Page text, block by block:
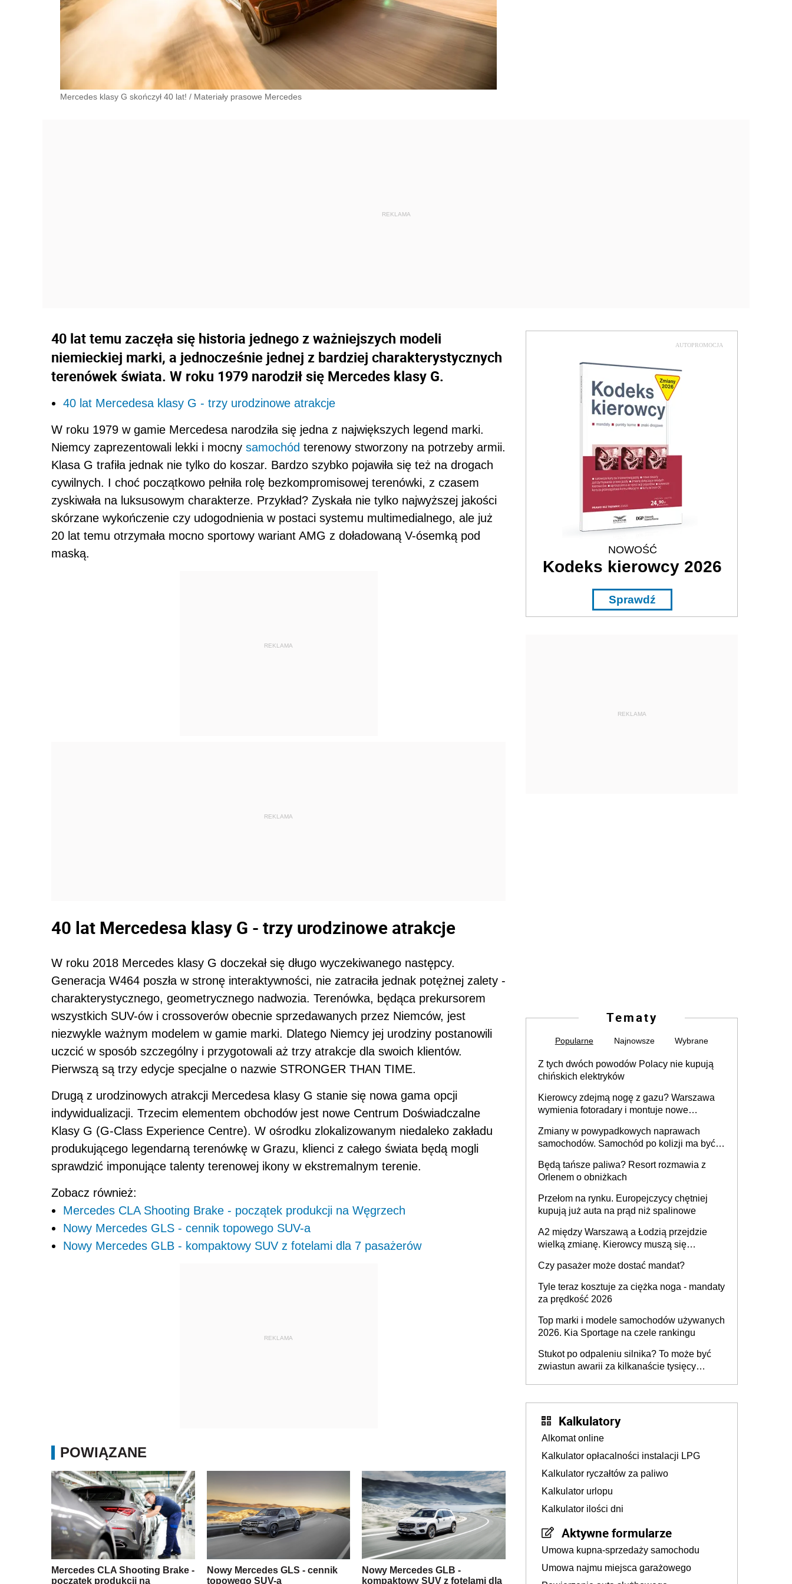
Mercedes klasy G skończył 40 lat! / Materiały prasowe Mercedes
40 lat temu zaczęła się historia jednego z ważniejszych modeli
niemieckiej marki, a jednocześnie jednej z bardziej charakterystycznych
terenówek świata. W roku 1979 narodził się Mercedes klasy G.
40 lat Mercedesa klasy G - trzy urodzinowe atrakcje
W roku 1979 w gamie Mercedesa narodziła się jedna z największych legend marki.
Niemcy zaprezentowali lekki i mocny samochód terenowy stworzony na potrzeby armii.
Klasa G trafiła jednak nie tylko do koszar. Bardzo szybko pojawiła się też na drogach
cywilnych. I choć początkowo pełniła rolę bezkompromisowej terenówki, z czasem
zyskiwała na luksusowym charakterze. Przykład? Zyskała nie tylko najwyższej jakości
skórzane wykończenie czy udogodnienia w postaci systemu multimedialnego, ale już
20 lat temu otrzymała mocno sportowy wariant AMG z doładowaną V-ósemką pod
maską.
REKLAMA
REKLAMA
40 lat Mercedesa klasy G - trzy urodzinowe atrakcje
W roku 2018 Mercedes klasy G doczekał się długo wyczekiwanego następcy.
Generacja W464 poszła w stronę interaktywności, nie zatraciła jednak potężnej zalety -
charakterystycznego, geometrycznego nadwozia. Terenówka, będąca prekursorem
wszystkich SUV-ów i crossoverów obecnie sprzedawanych przez Niemców, jest
niezwykle ważnym modelem w gamie marki. Dlatego Niemcy jej urodziny postanowili
uczcić w sposób szczególny i przygotowali aż trzy atrakcje dla swoich klientów.
Pierwszą są trzy edycje specjalne o nazwie STRONGER THAN TIME.
Drugą z urodzinowych atrakcji Mercedesa klasy G stanie się nowa gama opcji
indywidualizacji. Trzecim elementem obchodów jest nowe Centrum Doświadczalne
Klasy G (G-Class Experience Centre). W ośrodku zlokalizowanym niedaleko zakładu
produkującego legendarną terenówkę w Grazu, klienci z całego świata będą mogli
sprawdzić imponujące talenty terenowej ikony w ekstremalnym terenie.
Zobacz również:
Mercedes CLA Shooting Brake - początek produkcji na Węgrzech
Nowy Mercedes GLS - cennik topowego SUV-a
Nowy Mercedes GLB - kompaktowy SUV z fotelami dla 7 pasażerów
REKLAMA
POWIĄZANE
Mercedes CLA Shooting Brake -
początek produkcji na
Nowy Mercedes GLS - cennik
topowego SUV-a
Nowy Mercedes GLB -
kompaktowy SUV z fotelami dla
AUTOPROMOCJA
NOWOŚĆ
Kodeks kierowcy 2026
Sprawdź
REKLAMA
Tematy
Popularne Najnowsze Wybrane
Z tych dwóch powodów Polacy nie kupują
chińskich elektryków
Kierowcy zdejmą nogę z gazu? Warszawa
wymienia fotoradary i montuje nowe
Zmiany w powypadkowych naprawach
samochodów. Samochód po kolizji ma być
technologią producenta
Będą tańsze paliwa? Resort rozmawia z
Orlenem o obniżkach
Przełom na rynku. Europejczycy chętniej
kupują już auta na prąd niż spalinowe
A2 między Warszawą a Łodzią przejdzie
wielką zmianę. Kierowcy muszą się
Czy pasażer może dostać mandat?
Tyle teraz kosztuje za ciężka noga - mandaty
za prędkość 2026
Top marki i modele samochodów używanych
2026. Kia Sportage na czele rankingu
Stukot po odpaleniu silnika? To może być
zwiastun awarii za kilkanaście tysięcy
Kalkulatory
Alkomat online
Kalkulator opłacalności instalacji LPG
Kalkulator ryczałtów za paliwo
Kalkulator urlopu
Kalkulator ilości dni
Aktywne formularze
Umowa kupna-sprzedaży samochodu
Umowa najmu miejsca garażowego